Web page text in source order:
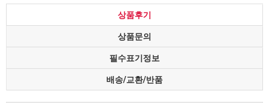
상품후기
상품문의
필수표기정보
배송/교환/반품